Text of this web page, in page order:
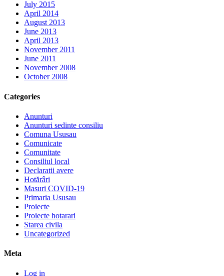
July 2015
April 2014
August 2013
June 2013
April 2013
November 2011
June 2011
November 2008
October 2008
Categories
Anunturi
Anunturi sedinte consiliu
Comuna Ususau
Comunicate
Comunitate
Consiliul local
Declaratii avere
Hotărâri
Masuri COVID-19
Primaria Ususau
Proiecte
Proiecte hotarari
Starea civila
Uncategorized
Meta
Log in